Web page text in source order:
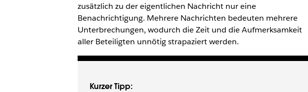
zusätzlich zu der eigentlichen Nachricht nur eine
Benachrichtigung. Mehrere Nachrichten bedeuten mehrere
Unterbrechungen, wodurch die Zeit und die Aufmerksamkeit
aller Beteiligten unnötig strapaziert werden.
Kurzer Tipp: